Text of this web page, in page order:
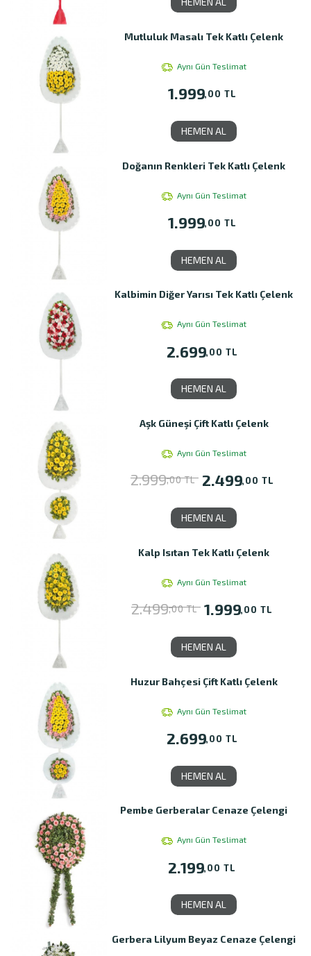
Mutluluk Masalı Tek Katlı Çelenk
Aynı Gün Teslimat
1.999,00 TL
HEMEN AL
Doğanın Renkleri Tek Katlı Çelenk
Aynı Gün Teslimat
1.999,00 TL
HEMEN AL
Kalbimin Diğer Yarısı Tek Katlı Çelenk
Aynı Gün Teslimat
2.699,00 TL
HEMEN AL
Aşk Güneşi Çift Katlı Çelenk
Aynı Gün Teslimat
2.999,00 TL 2.499,00 TL
HEMEN AL
Kalp Isıtan Tek Katlı Çelenk
Aynı Gün Teslimat
2.499,00 TL 1.999,00 TL
HEMEN AL
Huzur Bahçesi Çift Katlı Çelenk
Aynı Gün Teslimat
2.699,00 TL
HEMEN AL
Pembe Gerberalar Cenaze Çelengi
Aynı Gün Teslimat
2.199,00 TL
HEMEN AL
Gerbera Lilyum Beyaz Cenaze Çelengi